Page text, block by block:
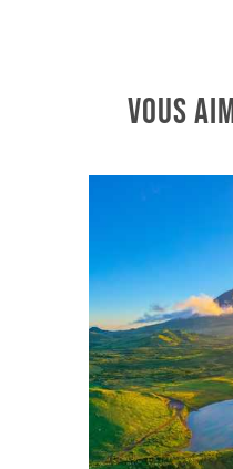
VOUS